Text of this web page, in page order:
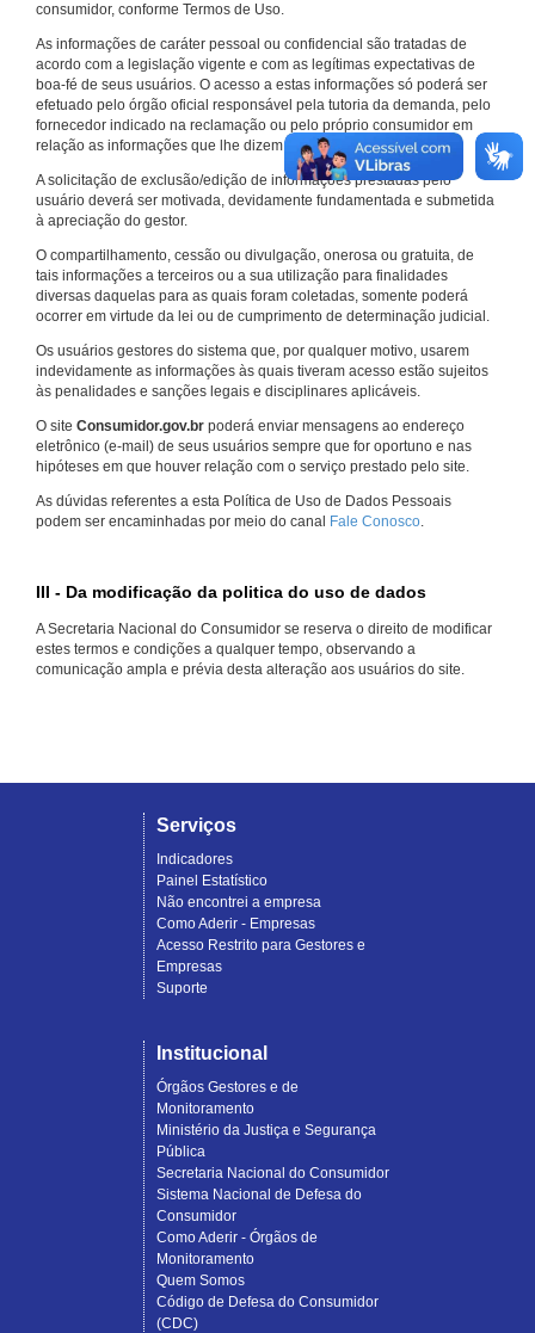
consumidor, conforme Termos de Uso.
As informações de caráter pessoal ou confidencial são tratadas de
acordo com a legislação vigente e com as legítimas expectativas de
boa-fé de seus usuários. O acesso a estas informações só poderá ser
efetuado pelo órgão oficial responsável pela tutoria da demanda, pelo
fornecedor indicado na reclamação ou pelo próprio consumidor em
relação as informações que lhe dizem respeito.
A solicitação de exclusão/edição de informações prestadas pelo
usuário deverá ser motivada, devidamente fundamentada e submetida
à apreciação do gestor.
O compartilhamento, cessão ou divulgação, onerosa ou gratuita, de
tais informações a terceiros ou a sua utilização para finalidades
diversas daquelas para as quais foram coletadas, somente poderá
ocorrer em virtude da lei ou de cumprimento de determinação judicial.
Os usuários gestores do sistema que, por qualquer motivo, usarem
indevidamente as informações às quais tiveram acesso estão sujeitos
às penalidades e sanções legais e disciplinares aplicáveis.
O site Consumidor.gov.br poderá enviar mensagens ao endereço
eletrônico (e-mail) de seus usuários sempre que for oportuno e nas
hipóteses em que houver relação com o serviço prestado pelo site.
As dúvidas referentes a esta Política de Uso de Dados Pessoais
podem ser encaminhadas por meio do canal Fale Conosco.
III - Da modificação da politica do uso de dados
A Secretaria Nacional do Consumidor se reserva o direito de modificar
estes termos e condições a qualquer tempo, observando a
comunicação ampla e prévia desta alteração aos usuários do site.
Serviços
Indicadores
Painel Estatístico
Não encontrei a empresa
Como Aderir - Empresas
Acesso Restrito para Gestores e
Empresas
Suporte
Institucional
Órgãos Gestores e de
Monitoramento
Ministério da Justiça e Segurança
Pública
Secretaria Nacional do Consumidor
Sistema Nacional de Defesa do
Consumidor
Como Aderir - Órgãos de
Monitoramento
Quem Somos
Código de Defesa do Consumidor
(CDC)